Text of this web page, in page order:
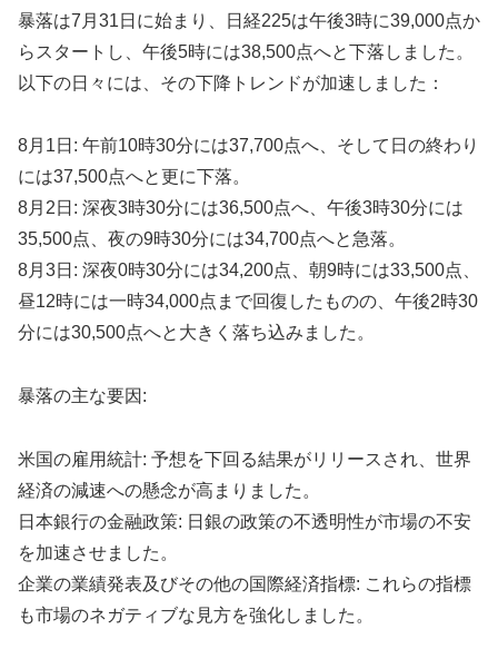
暴落は7月31日に始まり、日経225は午後3時に39,000点か
らスタートし、午後5時には38,500点へと下落しました。
以下の日々には、その下降トレンドが加速しました：
8月1日: 午前10時30分には37,700点へ、そして日の終わり
には37,500点へと更に下落。
8月2日: 深夜3時30分には36,500点へ、午後3時30分には
35,500点、夜の9時30分には34,700点へと急落。
8月3日: 深夜0時30分には34,200点、朝9時には33,500点、
昼12時には一時34,000点まで回復したものの、午後2時30
分には30,500点へと大きく落ち込みました。
暴落の主な要因:
米国の雇用統計: 予想を下回る結果がリリースされ、世界
経済の減速への懸念が高まりました。
日本銀行の金融政策: 日銀の政策の不透明性が市場の不安
を加速させました。
企業の業績発表及びその他の国際経済指標: これらの指標
も市場のネガティブな見方を強化しました。